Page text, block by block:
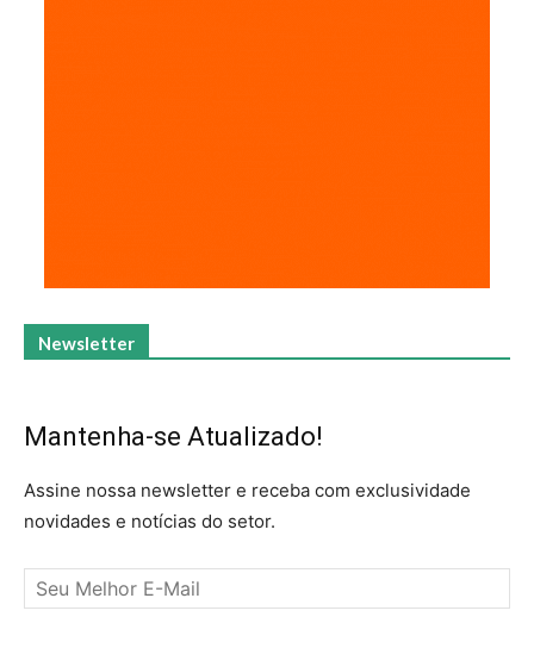
Newsletter
Mantenha-se Atualizado!
Assine nossa newsletter e receba com exclusividade
novidades e notícias do setor.